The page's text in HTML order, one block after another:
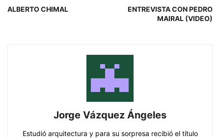
ALBERTO CHIMAL
ENTREVISTA CON PEDRO
MAIRAL (VIDEO)
Jorge Vázquez Ángeles
Estudió arquitectura y para su sorpresa recibió el título